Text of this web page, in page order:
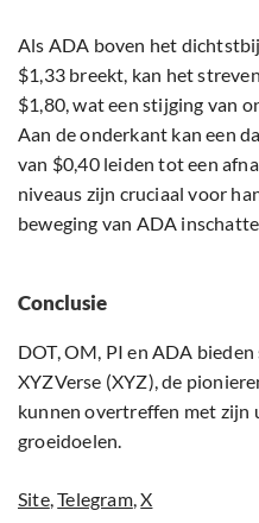
Als ADA boven het
$1,33 breekt, kan het
$1,80, wat een stijging van
Aan de onderkant kan een
van $0,40 leiden tot een
niveaus zijn cruciaal voor
beweging van ADA
Conclusie
DOT, OM, PI en ADA
XYZVerse (XYZ), de
kunnen overtreffen met zijn
groeidoelen.
Site,Telegram,X